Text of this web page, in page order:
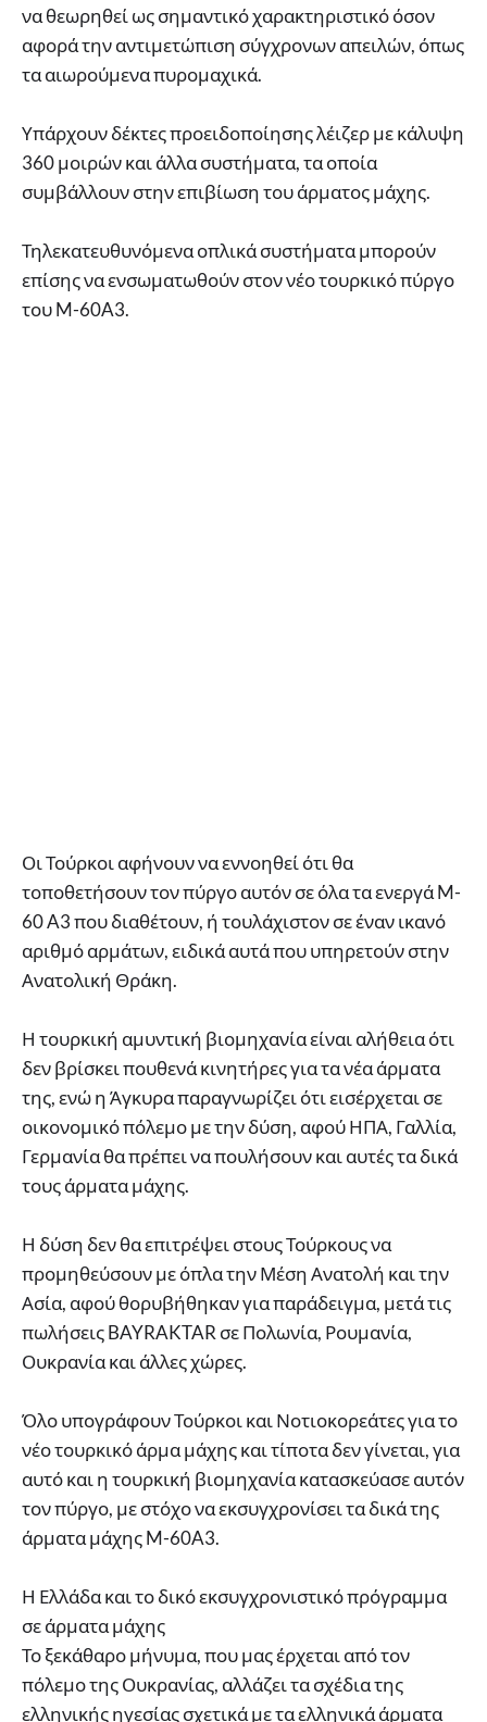
να θεωρηθεί ως σημαντικό χαρακτηριστικό όσον
αφορά την αντιμετώπιση σύγχρονων απειλών, όπως
τα αιωρούμενα πυρομαχικά.
Υπάρχουν δέκτες προειδοποίησης λέιζερ με κάλυψη
360 μοιρών και άλλα συστήματα, τα οποία
συμβάλλουν στην επιβίωση του άρματος μάχης.
Τηλεκατευθυνόμενα οπλικά συστήματα μπορούν
επίσης να ενσωματωθούν στον νέο τουρκικό πύργο
του M-60A3.
Οι Τούρκοι αφήνουν να εννοηθεί ότι θα
τοποθετήσουν τον πύργο αυτόν σε όλα τα ενεργά M-
60 A3 που διαθέτουν, ή τουλάχιστον σε έναν ικανό
αριθμό αρμάτων, ειδικά αυτά που υπηρετούν στην
Ανατολική Θράκη.
Η τουρκική αμυντική βιομηχανία είναι αλήθεια ότι
δεν βρίσκει πουθενά κινητήρες για τα νέα άρματα
της, ενώ η Άγκυρα παραγνωρίζει ότι εισέρχεται σε
οικονομικό πόλεμο με την δύση, αφού ΗΠΑ, Γαλλία,
Γερμανία θα πρέπει να πουλήσουν και αυτές τα δικά
τους άρματα μάχης.
Η δύση δεν θα επιτρέψει στους Τούρκους να
προμηθεύσουν με όπλα την Μέση Ανατολή και την
Ασία, αφού θορυβήθηκαν για παράδειγμα, μετά τις
πωλήσεις BAYRAKTAR σε Πολωνία, Ρουμανία,
Ουκρανία και άλλες χώρες.
Όλο υπογράφουν Τούρκοι και Νοτιοκορεάτες για το
νέο τουρκικό άρμα μάχης και τίποτα δεν γίνεται, για
αυτό και η τουρκική βιομηχανία κατασκεύασε αυτόν
τον πύργο, με στόχο να εκσυγχρονίσει τα δικά της
άρματα μάχης M-60A3.
Η Ελλάδα και το δικό εκσυγχρονιστικό πρόγραμμα
σε άρματα μάχης
Το ξεκάθαρο μήνυμα, που μας έρχεται από τον
πόλεμο της Ουκρανίας, αλλάζει τα σχέδια της
ελληνικής ηγεσίας σχετικά με τα ελληνικά άρματα